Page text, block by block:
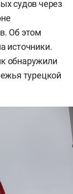
судов через
Об этом
источники.
обнаружили
турецкой